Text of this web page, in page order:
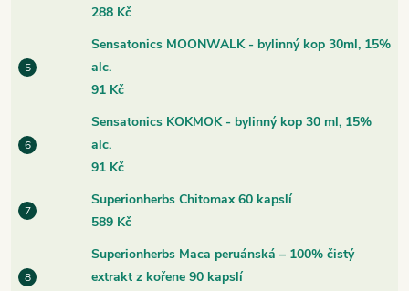
288 Kč
Sensatonics MOONWALK - bylinný kop 30ml, 15%
alc.
91 Kč
Sensatonics KOKMOK - bylinný kop 30 ml, 15%
alc.
91 Kč
Superionherbs Chitomax 60 kapslí
589 Kč
Superionherbs Maca peruánská – 100% čistý
extrakt z kořene 90 kapslí